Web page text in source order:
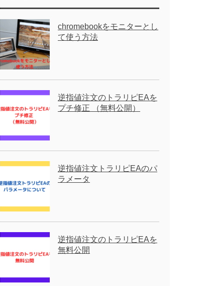
chromebookをモニターとし
て使う方法
逆指値注文のトラリピEAを
プチ修正 （無料公開）
逆指値注文トラリピEAのパ
ラメータ
逆指値注文のトラリピEAを
無料公開